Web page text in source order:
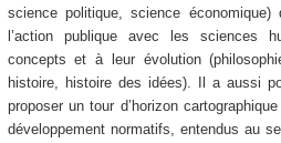
science politique, science
l’action publique avec les sciences
concepts et à leur évolution
histoire, histoire des idées). Il a aussi
proposer un tour d’horizon
développement normatifs, entendus au